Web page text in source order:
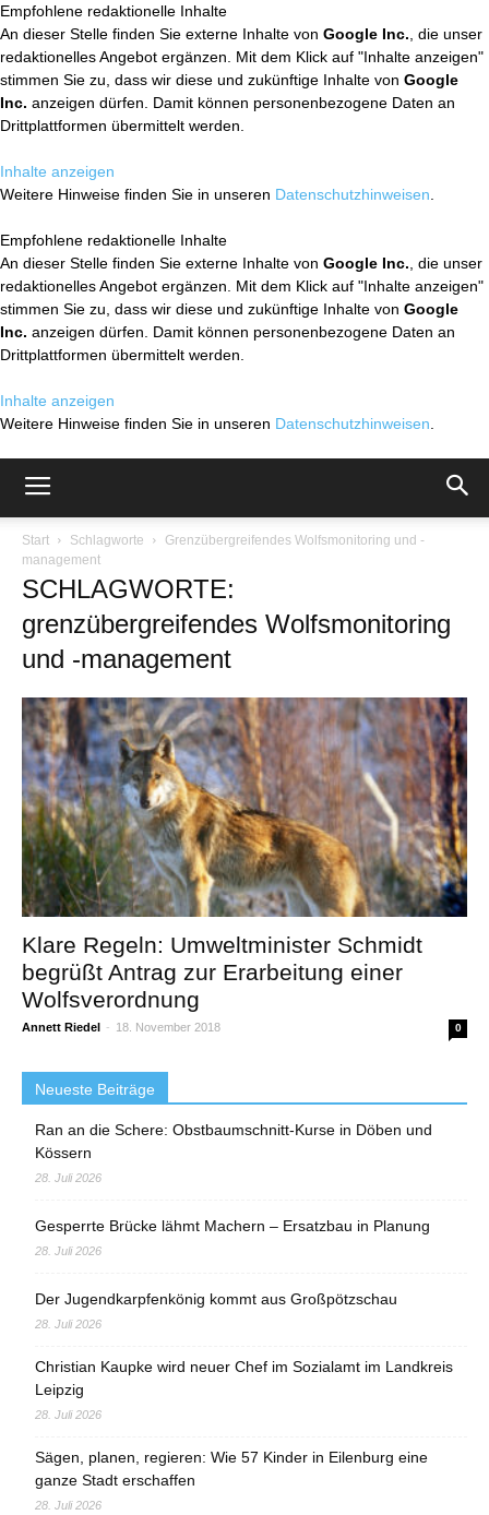
Empfohlene redaktionelle Inhalte
An dieser Stelle finden Sie externe Inhalte von Google Inc. , die unser
redaktionelles Angebot ergänzen. Mit dem Klick auf "Inhalte anzeigen"
stimmen Sie zu, dass wir diese und zukünftige Inhalte von Google
Inc. anzeigen dürfen. Damit können personenbezogene Daten an
Drittplattformen übermittelt werden.
Inhalte anzeigen
Weitere Hinweise finden Sie in unseren Datenschutzhinweisen
Empfohlene redaktionelle Inhalte
An dieser Stelle finden Sie externe Inhalte von Google Inc. , die unser
redaktionelles Angebot ergänzen. Mit dem Klick auf "Inhalte anzeigen"
stimmen Sie zu, dass wir diese und zukünftige Inhalte von Google
Inc. anzeigen dürfen. Damit können personenbezogene Daten an
Drittplattformen übermittelt werden.
Inhalte anzeigen
Weitere Hinweise finden Sie in unseren Datenschutzhinweisen
Start Schlagworte
Grenzübergreifendes Wolfsmonitoring und -
management
SCHLAGWORTE:
grenzübergreifendes Wolfsmonitoring
und -management
Klare Regeln: Umweltminister Schmidt
begrüßt Antrag zur Erarbeitung einer
Wolfsverordnung
Annett Riedel - 18. November 2018 0
Neueste Beiträge
Ran an die Schere: Obstbaumschnitt-Kurse in Döben und
Kössern
28. Juli 2026
Gesperrte Brücke lähmt Machern – Ersatzbau in Planung
28. Juli 2026
Der Jugendkarpfenkönig kommt aus Großpötzschau
28. Juli 2026
Christian Kaupke wird neuer Chef im Sozialamt im Landkreis
Leipzig
28. Juli 2026
Sägen, planen, regieren: Wie 57 Kinder in Eilenburg eine
ganze Stadt erschaffen
28. Juli 2026